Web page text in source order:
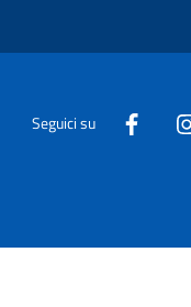
Seguici su